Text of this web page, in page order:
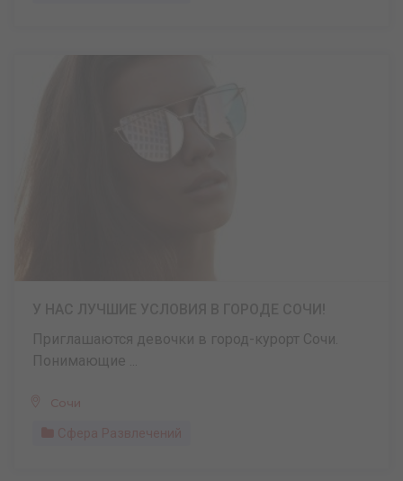
Приглашаются девочки в город-курорт Сочи.
Понимающие ...
Сочи
Сфера Развлечений